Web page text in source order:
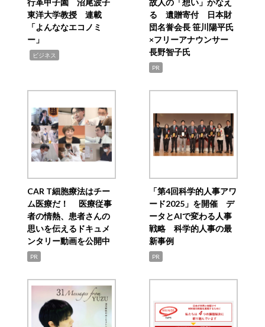
行革甲子園 沼尾波子
東洋大学教授 連載
「よんななエコノミ
ー」
ビジネス
故人の「想い」かなえ
る 遺贈寄付 日本財
団名誉会長 笹川陽平氏
×フリーアナウンサー
長野智子氏
PR
CAR T細胞療法はチー
ム医療だ！ 医療従事
者の情熱、患者さんの
思いを伝えるドキュメ
ンタリー動画を公開中
PR
「第4回科学的人事アワ
ード2025」を開催 デ
ータとAIで変わる人事
戦略 科学的人事の最
新事例
PR